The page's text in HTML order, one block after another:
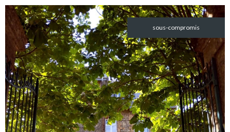
sous-compromis